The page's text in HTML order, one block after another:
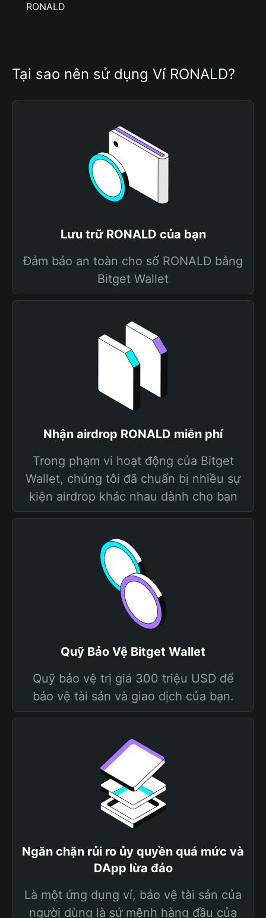
RONALD
Tại sao nên sử dụng Ví RONALD?
Lưu trữ RONALD của bạn
Đảm bảo an toàn cho số RONALD bằng
Bitget Wallet
Nhận airdrop RONALD miễn phí
Trong phạm vi hoạt động của Bitget
Wallet, chúng tôi đã chuẩn bị nhiều sự
kiện airdrop khác nhau dành cho bạn
Quỹ Bảo Vệ Bitget Wallet
Quỹ bảo vệ trị giá 300 triệu USD để
bảo vệ tài sản và giao dịch của bạn.
Ngăn chặn rủi ro ủy quyền quá mức và
DApp lừa đảo
Là một ứng dụng ví, bảo vệ tài sản của
người dùng là sứ mệnh hàng đầu của